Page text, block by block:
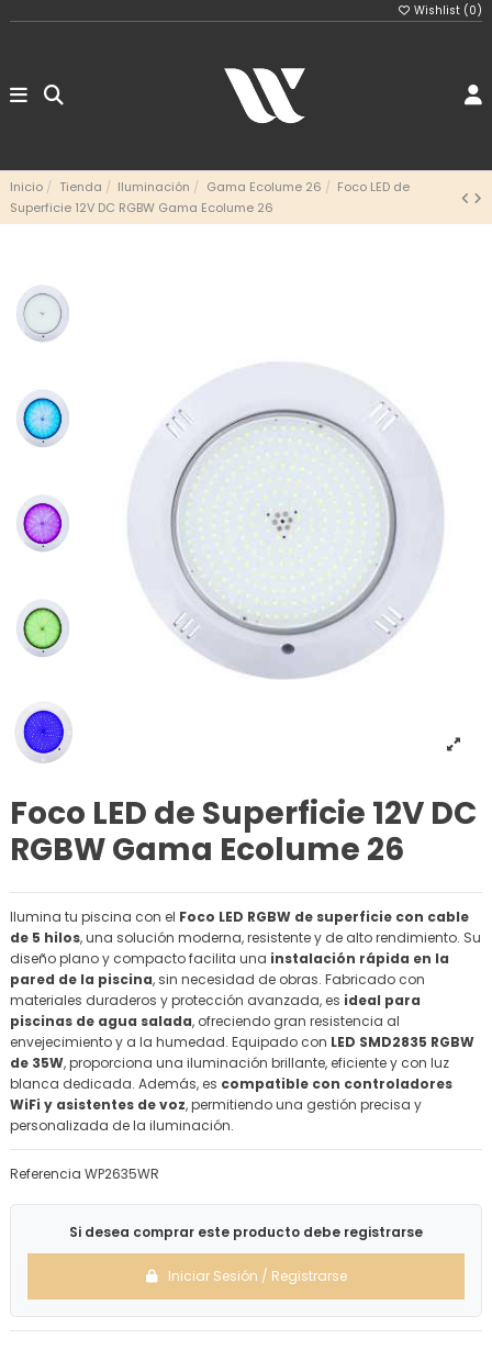
Wishlist (0)
Inicio Tienda Iluminación Gama Ecolume 26
Foco LED de
Superficie 12V DC RGBW Gama Ecolume 26
Foco LED de Superficie 12V DC
RGBW Gama Ecolume 26
Ilumina tu piscina con el Foco LED RGBW de superficie con cable
de 5 hilos, una solución moderna, resistente y de alto rendimiento. Su
diseño plano y compacto facilita una instalación rápida en la
pared de la piscina, sin necesidad de obras. Fabricado con
materiales duraderos y protección avanzada, es ideal para
piscinas de agua salada, ofreciendo gran resistencia al
envejecimiento y a la humedad. Equipado con LED SMD2835 RGBW
de 35W, proporciona una iluminación brillante, eficiente y con luz
blanca dedicada. Además, es compatible con controladores
WiFi y asistentes de voz, permitiendo una gestión precisa y
personalizada de la iluminación.
Referencia WP2635WR
Si desea comprar este producto debe registrarse
Iniciar Sesión / Registrarse